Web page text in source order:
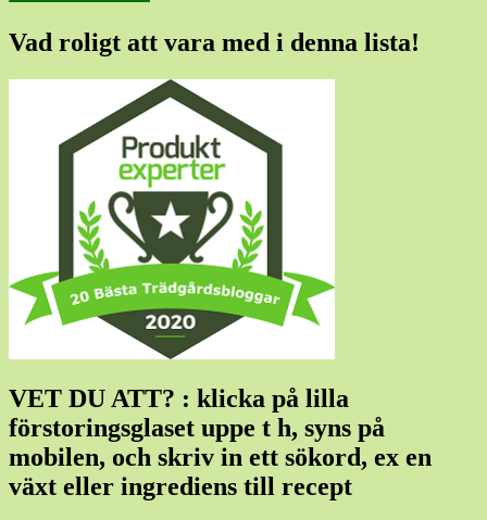
Vad roligt att vara med i denna lista!
VET DU ATT? : klicka på lilla
förstoringsglaset uppe t h, syns på
mobilen, och skriv in ett sökord, ex en
växt eller ingrediens till recept